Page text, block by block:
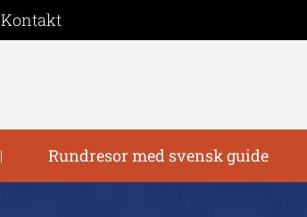
Kontakt
| Rundresor med svensk guide